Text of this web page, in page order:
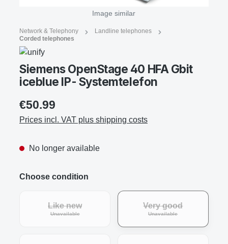
Image similar
Network & Telephony
Landline telephones
Corded telephones
Siemens OpenStage 40 HFA Gbit
iceblue IP- Systemtelefon
€50.99
Prices incl. VAT plus shipping costs
No longer available
Choose condition
Like new
Unavailable(This option is currently unavailable.)
Very good
Unavailable(This option is